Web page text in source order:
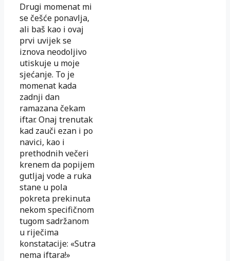
Drugi momenat mi
se češće ponavlja,
ali baš kao i ovaj
prvi uvijek se
iznova neodoljivo
utiskuje u moje
sjećanje. To je
momenat kada
zadnji dan
ramazana čekam
iftar. Onaj trenutak
kad zauči ezan i po
navici, kao i
prethodnih večeri
krenem da popijem
gutljaj vode a ruka
stane u pola
pokreta prekinuta
nekom specifičnom
tugom sadržanom
u riječima
konstatacije: «Sutra
nema iftara!»